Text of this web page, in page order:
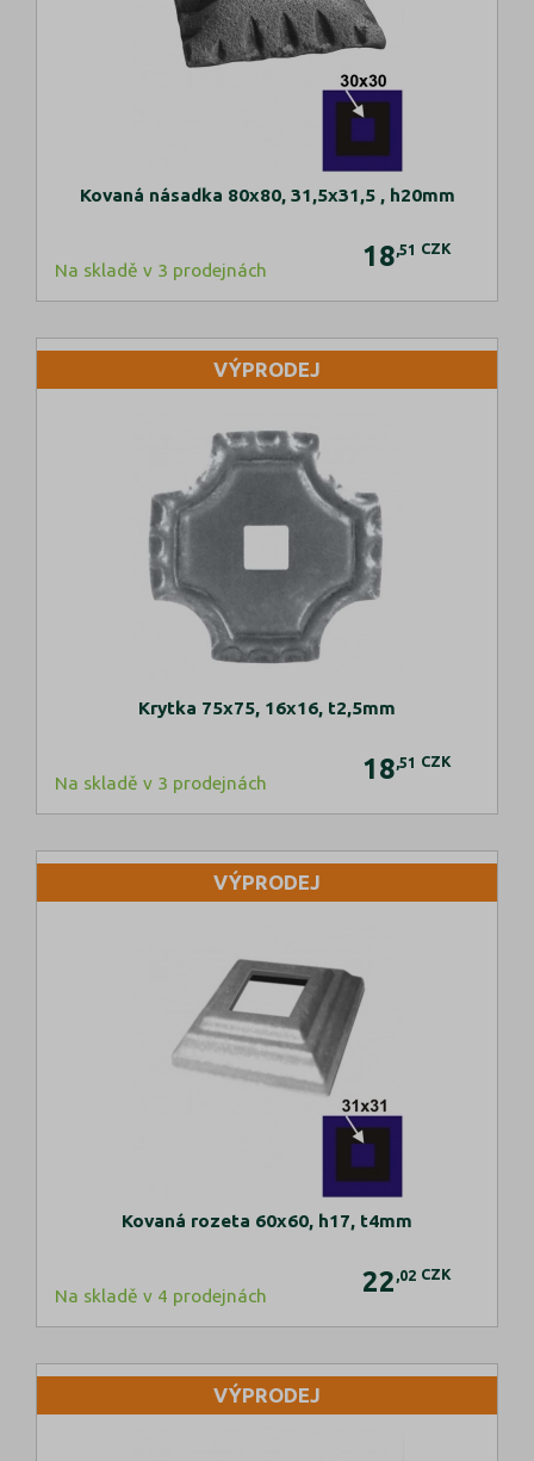
Kovaná násadka 80x80, 31,5x31,5 , h20mm
Na skladě v 3 prodejnách 18 ,51 CZK
VÝPRODEJ
Krytka 75x75, 16x16, t2,5mm
Na skladě v 3 prodejnách 18 ,51 CZK
VÝPRODEJ
Kovaná rozeta 60x60, h17, t4mm
Na skladě v 4 prodejnách 22 ,02 CZK
VÝPRODEJ